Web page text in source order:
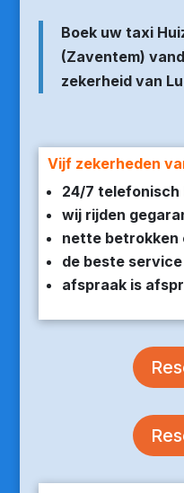
Boek uw taxi
(Zaventem)
zekerheid van
Vijf zekerheden
24/7 telefonisch
wij rijden
nette betrokken
de beste
afspraak is